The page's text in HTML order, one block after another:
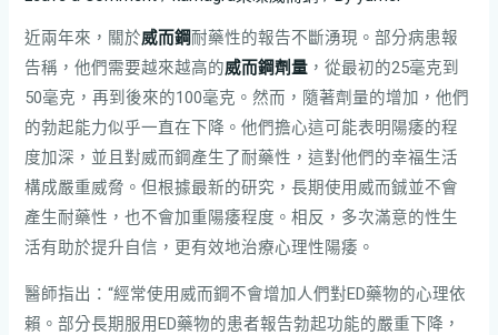
近兩年來，關於威而鋼耐藥性的報告不斷湧現。部分病患報
告稱，他們需要越來越高的威而鋼劑量 ，從最初的25毫克到
50毫克，再到後來的100毫克。然而，隨著劑量的增加，他們
的勃起能力似乎一直在下降。他們擔心這可能表明陽痿的程
度加深，並且對威而鋼產生了耐藥性，這對他們的幸福生活
構成嚴重威脅。但根據最新的研究，長期使用威而鋮並不會
產生耐藥性，也不會加重陽痿程度。相反，多次滿意的性生
活有助於提升自信，更有效地治療心理性陽痿。
醫師指出：“經常使用威而鋼不會增加人們對ED藥物的心理依
賴。部分長期服用ED藥物的患者報告勃起功能的嚴重下降，